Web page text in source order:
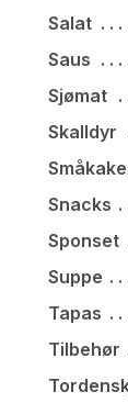
Salat
Saus
Sjømat
Skalldyr
Snacks
Sponset
Suppe
Tapas
Tilbehør